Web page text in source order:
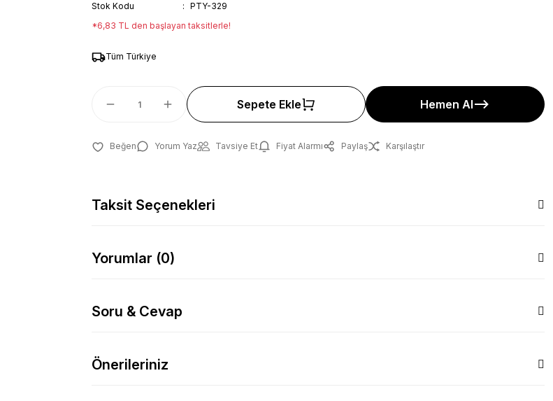
Stok Kodu
PTY-329
*6,83 TL den başlayan taksitlerle!
Tüm Türkiye
Sepete Ekle Hemen Al
Yorum Yaz Tavsiye Et Fiyat Alarmı Paylaş Karşılaştır
Taksit Seçenekleri
Yorumlar (0)
Soru & Cevap
Önerileriniz